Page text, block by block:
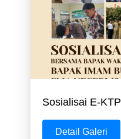
Sosialisai E-KTP
Detail Galeri